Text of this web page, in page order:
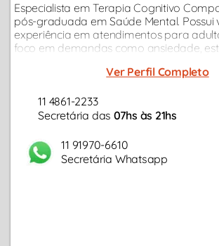
Especialista em Terapia Cognitivo
pós-graduada em Saúde Mental. Possui
experiência em atendimentos para
foco em demandas como ansiedade,
emocionais como autoestima e
Ver Perfil Completo
11 4861-2233
Secretária das 07hs às 21hs
11 91970-6610
Secretária Whatsapp